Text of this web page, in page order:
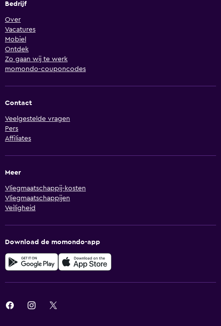
Bedrijf
Over
Vacatures
Mobiel
Ontdek
Zo gaan wij te werk
momondo-couponcodes
Contact
Veelgestelde vragen
Pers
Affiliates
Meer
Vliegmaatschappij-kosten
Vliegmaatschappijen
Veiligheid
Download de momondo-app